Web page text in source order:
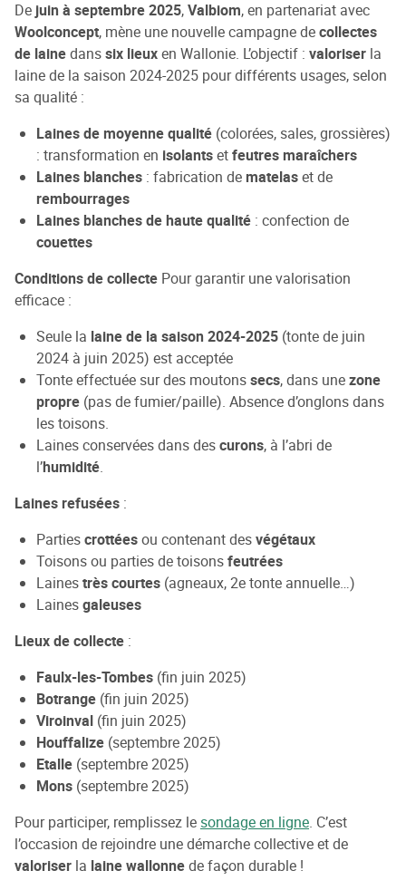
De juin à septembre 2025,Valbiom, en partenariat avec
Woolconcept, mène une nouvelle campagne decollectes
de lainedanssix lieuxen Wallonie. L’objectif : valoriser la
laine de la saison 2024-2025 pour différents usages, selon
sa qualité :
Laines de moyenne qualité (colorées, sales, grossières)
: transformation en isolantsetfeutres maraîchers
Laines blanches : fabrication de matelaset de
rembourrages
Laines blanches de haute qualité : confection de
couettes
Conditions de collecte Pour garantir une valorisation
efficace :
Seule la laine de la saison 2024-2025 (tonte de juin
2024 à juin 2025) est acceptée
Tonte effectuée sur des moutonssecs, dans unezone
propre (pas de fumier/paille). Absence d’onglons dans
les toisons.
Laines conservées dans descurons, à l’abri de
l’humidité.
Laines refusées :
Partiescrottéesou contenant desvégétaux
Toisons ou parties de toisonsfeutrées
Lainestrès courtes (agneaux, 2e tonte annuelle…)
Lainesgaleuses
Lieux de collecte :
Faulx-les-Tombes (fin juin 2025)
Botrange (fin juin 2025)
Viroinval (fin juin 2025)
Houffalize (septembre 2025)
Etalle (septembre 2025)
Mons (septembre 2025)
Pour participer, remplissez lesondage en ligne. C’est
l’occasion de rejoindre une démarche collective et de
valoriser la laine wallonnede façon durable !